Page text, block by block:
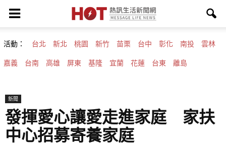
活動： 台北 新北 桃園 新竹 苗栗 台中 彰化 南投 雲林
嘉義 台南 高雄 屏東 基隆 宜蘭 花蓮 台東 離島
新聞
發揮愛心讓愛走進家庭 家扶
中心招募寄養家庭